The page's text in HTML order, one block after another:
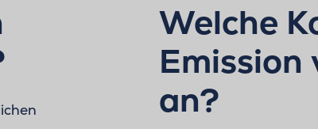
Welche
Emission
an?